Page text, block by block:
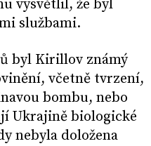
vysvětlil, že byl
službami.
byl Kirillov známý
včetně tvrzení,
bombu, nebo
Ukrajině biologické
nebyla doložena